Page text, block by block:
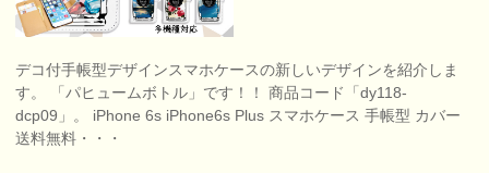
デコ付手帳型デザインスマホケースの新しいデザインを紹介しま
す。 「パヒュームボトル」です！！ 商品コード「dy118-
dcp09」。 iPhone 6s iPhone6s Plus スマホケース 手帳型 カバー
送料無料・・・